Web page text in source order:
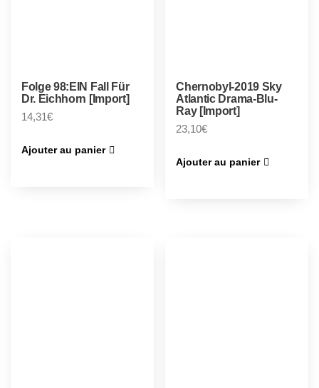
Folge 98:EIN Fall Für
Dr. Eichhorn [Import]
14,31€
Ajouter au panier
Chernobyl-2019 Sky
Atlantic Drama-Blu-
Ray [Import]
23,10€
Ajouter au panier